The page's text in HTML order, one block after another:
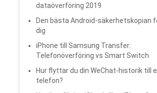
dataöverföring 2019
Den bästa Android-säkerhetskopian
dig
iPhone till Samsung Transfer:
Telefonöverföring vs Smart Switch
Hur flyttar du din WeChat-historik till
telefon?